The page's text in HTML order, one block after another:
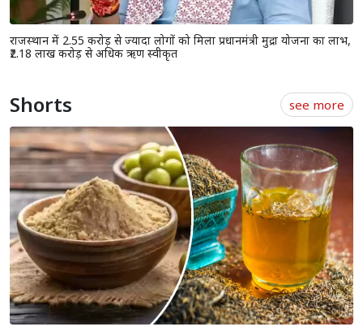
राजस्थान में 2.55 करोड़ से ज्यादा लोगों को मिला प्रधानमंत्री मुद्रा योजना का लाभ,
₹2.18 लाख करोड़ से अधिक ऋण स्वीकृत
Shorts see more